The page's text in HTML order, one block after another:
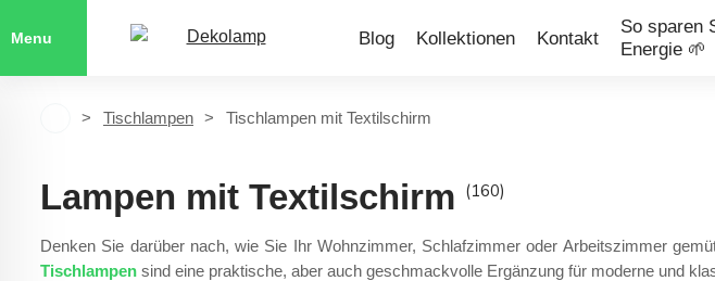
Menu Blog Kollektionen Kontakt
So sparen
Energie 🌱
Tischlampen Tischlampen mit Textilschirm
Lampen mit Textilschirm (160)
Denken Sie darüber nach, wie Sie Ihr Wohnzimmer, Schlafzimmer oder Arbeitszimmer
Tischlampen sind eine praktische, aber auch geschmackvolle Ergänzung für moderne und